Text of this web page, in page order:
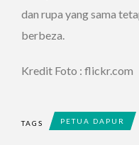
dan rupa yang sama
berbeza.
Kredit Foto : flickr.com
TAGS PETUA DAPUR